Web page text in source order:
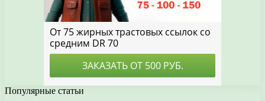
Популярные статьи